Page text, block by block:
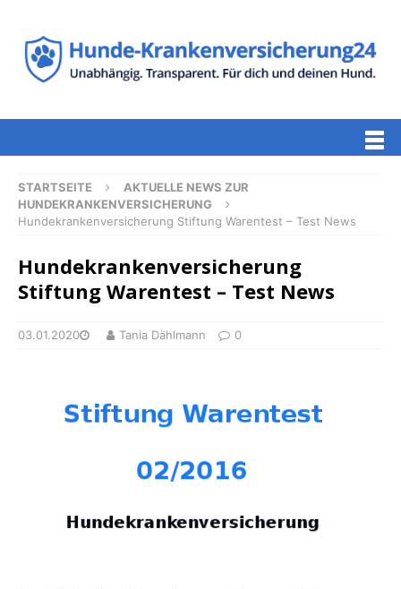
STARTSEITE
AKTUELLE NEWS ZUR
HUNDEKRANKENVERSICHERUNG
Hundekrankenversicherung Stiftung Warentest – Test News
Hundekrankenversicherung
Stiftung Warentest – Test News
03.01.2020 Tania Dählmann 0